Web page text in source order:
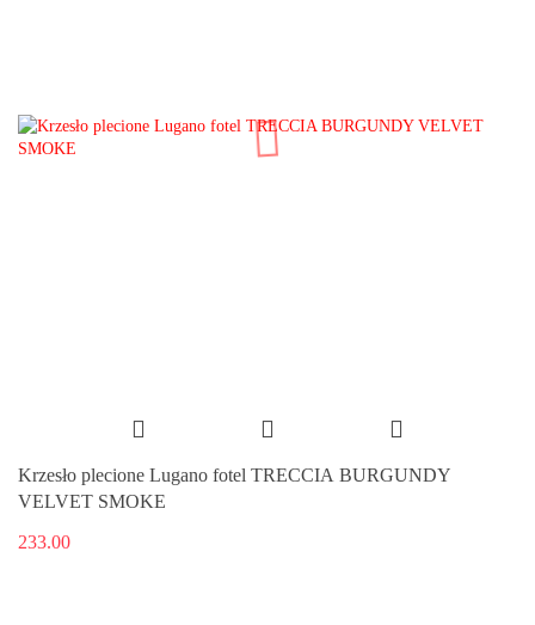
Krzesło plecione Lugano fotel TRECCIA BURGUNDY
VELVET SMOKE
233.00